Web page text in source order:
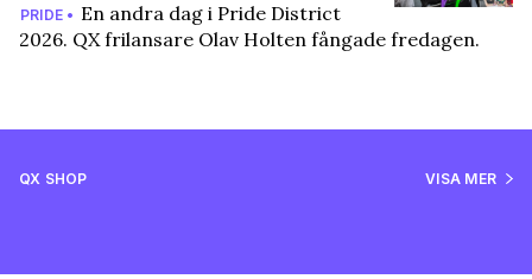
PRIDE • En andra dag i Pride District
2026. QX frilansare Olav Holten fångade fredagen.
QX SHOP VISA MER